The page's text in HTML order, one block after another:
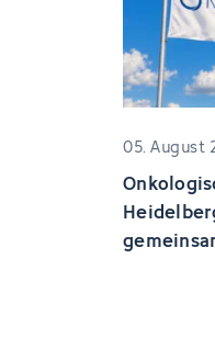
05. August